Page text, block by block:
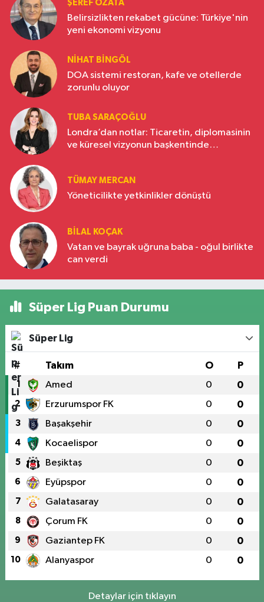
ŞEREF ÖZATA
Belirsizlikten rekabet gücüne: Türkiye'nin
yeni ekonomi vizyonu
NIHAT BINGÖL
DOA sistemi restoran, kafe ve otellerde
zorunlu oluyor
TUBA SARAÇOĞLU
Londra’dan notlar: Ticaretin, diplomasinin
ve küresel vizyonun başkentinde
TÜMAY MERCAN
Yöneticilikte yetkinlikler dönüştü
BILAL KOÇAK
Vatan ve bayrak uğruna baba - oğul birlikte
can verdi
Süper Lig Puan Durumu
Süper Lig
# Takım O P
1 Amed 0 0
2 Erzurumspor FK 0 0
3 Başakşehir 0 0
4 Kocaelispor 0 0
5 Beşiktaş 0 0
6 Eyüpspor 0 0
7 Galatasaray 0 0
8 Çorum FK 0 0
9 Gaziantep FK 0 0
10 Alanyaspor 0 0
Detaylar için tıklayın